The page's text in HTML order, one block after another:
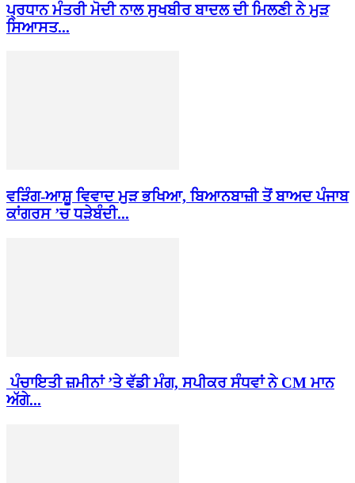
ਪ੍ਰਧਾਨ ਮੰਤਰੀ ਮੋਦੀ ਨਾਲ ਸੁਖਬੀਰ ਬਾਦਲ ਦੀ ਮਿਲਣੀ ਨੇ ਮੁੜ
ਸਿਆਸਤ...
ਵੜਿੰਗ-ਆਸ਼ੂ ਵਿਵਾਦ ਮੁੜ ਭਖਿਆ, ਬਿਆਨਬਾਜ਼ੀ ਤੋਂ ਬਾਅਦ ਪੰਜਾਬ
ਕਾਂਗਰਸ ’ਚ ਧੜੇਬੰਦੀ...
ਪੰਚਾਇਤੀ ਜ਼ਮੀਨਾਂ ’ਤੇ ਵੱਡੀ ਮੰਗ, ਸਪੀਕਰ ਸੰਧਵਾਂ ਨੇ CM ਮਾਨ
ਅੱਗੇ...